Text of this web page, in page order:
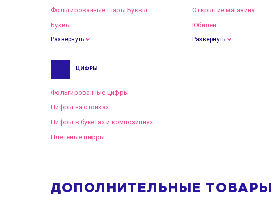
Фольгированные шары Буквы
Буквы
Развернуть
Открытие магазина
Юбилей
Развернуть
ЦИФРЫ
Фольгированные цифры
Цифры на стойках
Цифры в букетах и композициях
Плетеные цифры
ДОПОЛНИТЕЛЬНЫЕ ТОВАРЫ